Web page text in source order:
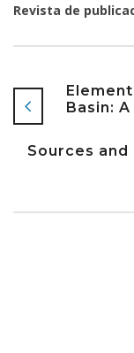
Revista de
Basin:
Sources